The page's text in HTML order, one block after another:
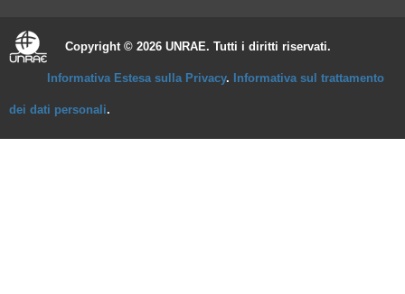
Copyright © 2026 UNRAE. Tutti i diritti riservati.
Informativa Estesa sulla Privacy. Informativa sul trattamento
dei dati personali.